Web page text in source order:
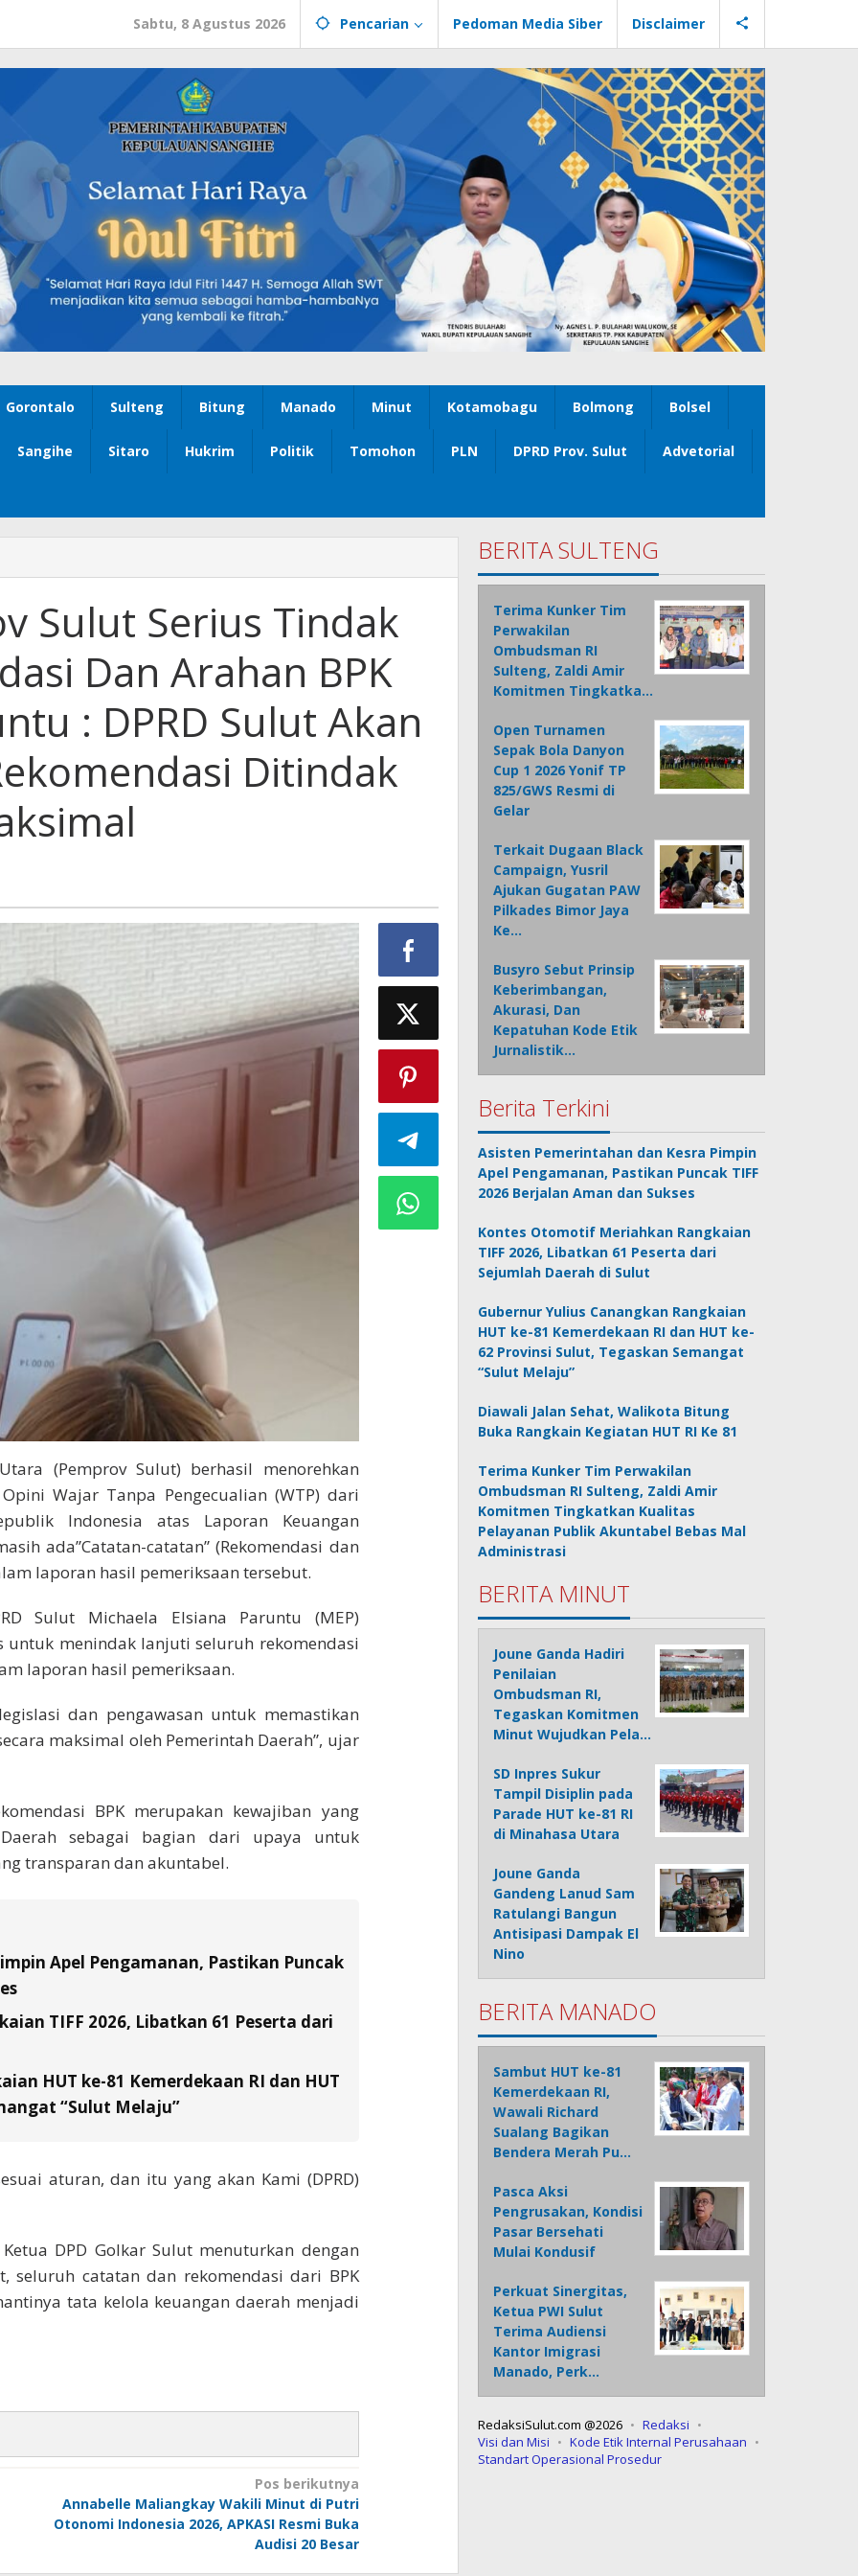
Sabtu, 8 Agustus 2026 Pencarian Pedoman Media Siber Disclaimer
Gorontalo Sulteng Bitung Manado Minut Kotamobagu Bolmong Bolsel
Sangihe Sitaro Hukrim Politik Tomohon PLN DPRD Prov. Sulut Advetorial
Sulut Serius Tindak
Dan Arahan BPK
: DPRD Sulut Akan
Ditindak
(Pemprov Sulut) berhasil menorehkan
Wajar Tanpa Pengecualian (WTP) dari
Indonesia atas Laporan Keuangan
ada”Catatan-catatan” (Rekomendasi dan
laporan hasil pemeriksaan tersebut.
Sulut Michaela Elsiana Paruntu (MEP)
untuk menindak lanjuti seluruh rekomendasi
laporan hasil pemeriksaan.
dan pengawasan untuk memastikan
maksimal oleh Pemerintah Daerah”, ujar
BPK merupakan kewajiban yang
sebagai bagian dari upaya untuk
transparan dan akuntabel.
Apel Pengamanan, Pastikan Puncak
TIFF 2026, Libatkan 61 Peserta dari
HUT ke-81 Kemerdekaan RI dan HUT
“Sulut Melaju”
aturan, dan itu yang akan Kami (DPRD)
DPD Golkar Sulut menuturkan dengan
seluruh catatan dan rekomendasi dari BPK
tata kelola keuangan daerah menjadi
Pos berikutnya
Annabelle Maliangkay Wakili Minut di Putri
Otonomi Indonesia 2026, APKASI Resmi Buka
Audisi 20 Besar
BERITA SULTENG
Terima Kunker Tim
Perwakilan
Ombudsman RI
Sulteng, Zaldi Amir
Komitmen Tingkatka…
Open Turnamen
Sepak Bola Danyon
Cup 1 2026 Yonif TP
825/GWS Resmi di
Gelar
Terkait Dugaan Black
Campaign, Yusril
Ajukan Gugatan PAW
Pilkades Bimor Jaya
Ke…
Busyro Sebut Prinsip
Keberimbangan,
Akurasi, Dan
Kepatuhan Kode Etik
Jurnalistik…
Berita Terkini
Asisten Pemerintahan dan Kesra Pimpin
Apel Pengamanan, Pastikan Puncak TIFF
2026 Berjalan Aman dan Sukses
Kontes Otomotif Meriahkan Rangkaian
TIFF 2026, Libatkan 61 Peserta dari
Sejumlah Daerah di Sulut
Gubernur Yulius Canangkan Rangkaian
HUT ke-81 Kemerdekaan RI dan HUT ke-
62 Provinsi Sulut, Tegaskan Semangat
“Sulut Melaju”
Diawali Jalan Sehat, Walikota Bitung
Buka Rangkain Kegiatan HUT RI Ke 81
Terima Kunker Tim Perwakilan
Ombudsman RI Sulteng, Zaldi Amir
Komitmen Tingkatkan Kualitas
Pelayanan Publik Akuntabel Bebas Mal
Administrasi
BERITA MINUT
Joune Ganda Hadiri
Penilaian
Ombudsman RI,
Tegaskan Komitmen
Minut Wujudkan Pela…
SD Inpres Sukur
Tampil Disiplin pada
Parade HUT ke-81 RI
di Minahasa Utara
Joune Ganda
Gandeng Lanud Sam
Ratulangi Bangun
Antisipasi Dampak El
Nino
BERITA MANADO
Sambut HUT ke-81
Kemerdekaan RI,
Wawali Richard
Sualang Bagikan
Bendera Merah Pu…
Pasca Aksi
Pengrusakan, Kondisi
Pasar Bersehati
Mulai Kondusif
Perkuat Sinergitas,
Ketua PWI Sulut
Terima Audiensi
Kantor Imigrasi
Manado, Perk…
RedaksiSulut.com @2026
Redaksi
Visi dan Misi
Kode Etik Internal Perusahaan
Standart Operasional Prosedur